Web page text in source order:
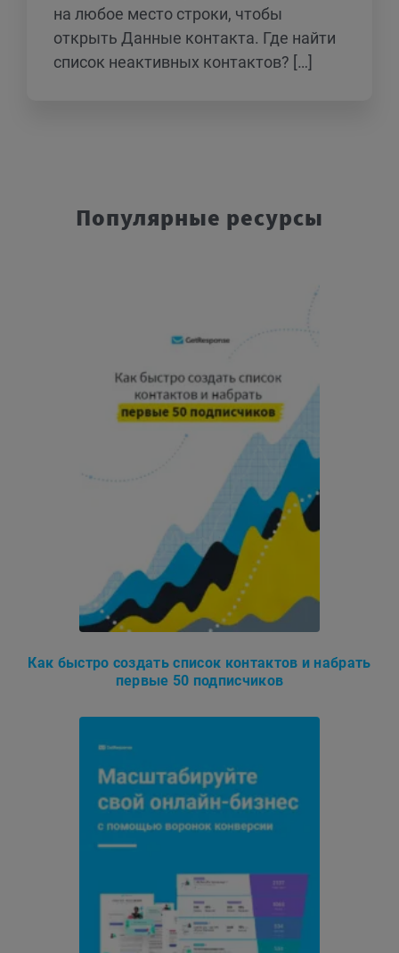
на любое место строки, чтобы
открыть Данные контакта. Где найти
список неактивных контактов? […]
Популярные ресурсы
Как быстро создать список контактов и набрать
первые 50 подписчиков